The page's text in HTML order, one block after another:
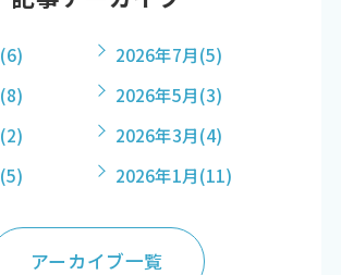
(6) 2026年7月(5)
(8) 2026年5月(3)
(2) 2026年3月(4)
(5) 2026年1月(11)
アーカイブ一覧